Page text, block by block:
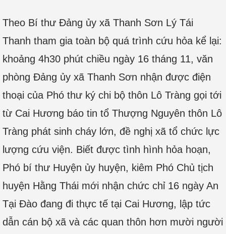
Theo Bí thư Đảng ủy xã Thanh Sơn Lý Tái
Thanh tham gia toàn bộ quá trình cứu hỏa kể lại:
khoảng 4h30 phút chiều ngày 16 tháng 11, văn
phòng Đảng ủy xã Thanh Sơn nhận được điện
thoại của Phó thư ký chi bộ thôn Lô Tràng gọi tới
từ Cai Hương báo tin tổ Thượng Nguyên thôn Lô
Tràng phát sinh cháy lớn, đề nghị xã tổ chức lực
lượng cứu viện. Biết được tình hình hỏa hoạn,
Phó bí thư Huyện ủy huyện, kiêm Phó Chủ tịch
huyện Hằng Thái mới nhận chức chỉ 16 ngày An
Tại Đào đang đi thực tế tại Cai Hương, lập tức
dẫn cán bộ xã và các quan thôn hơn mười người